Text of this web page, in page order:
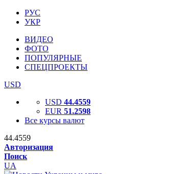
РУС
УКР
ВИДЕО
ФОТО
ПОПУЛЯРНЫЕ
СПЕЦПРОЕКТЫ
USD
USD 44.4559
EUR 51.2598
Все курсы валют
44.4559
Авторизация
Поиск
UA